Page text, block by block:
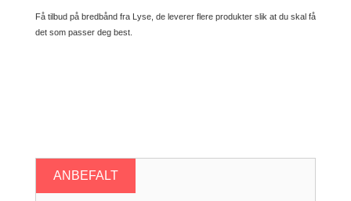
Få tilbud på bredbånd fra Lyse, de leverer flere produkter slik at du skal få
det som passer deg best.